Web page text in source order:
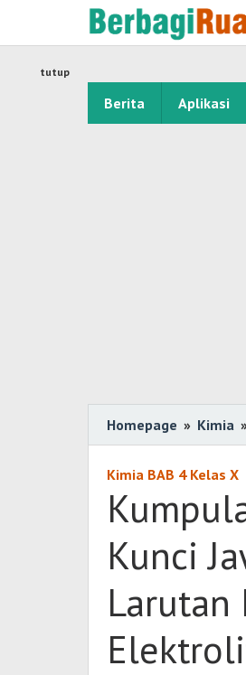
Berita Aplikasi
tutup
Homepage » Kimia
Kimia BAB 4 Kelas X
Kunci